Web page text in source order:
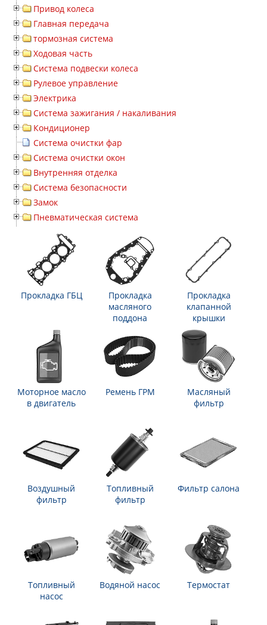
Привод колеса
Главная передача
тормозная система
Ходовая часть
Система подвески колеса
Рулевое управление
Электрика
Система зажигания / накаливания
Кондиционер
Система очистки фар
Система очистки окон
Внутренняя отделка
Система безопасности
Замок
Пневматическая система
Прокладка ГБЦ
Прокладка
масляного
поддона
Прокладка
клапанной
крышки
Моторное масло
в двигатель
Ремень ГРМ
Масляный
фильтр
Воздушный
фильтр
Топливный
фильтр
Фильтр салона
Топливный
насос
Водяной насос Термостат